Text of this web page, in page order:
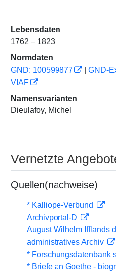
Lebensdaten
1762 – 1823
Normdaten
GND: 100599877
GND-
VIAF
Namensvarianten
Dieulafoy, Michel
Vernetzte
Quellen(nachweise)
* Kalliope-Verbund
Archivportal-D
August Wilhelm Ifflands
administratives Archiv
* Forschungsdatenbank
* Briefe an Goethe -